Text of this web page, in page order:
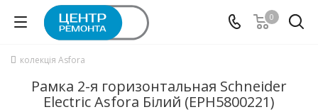
0
колекція Asfora
Рамка 2-я горизонтальная Schneider
Electric Asfora Білий (EPH5800221)